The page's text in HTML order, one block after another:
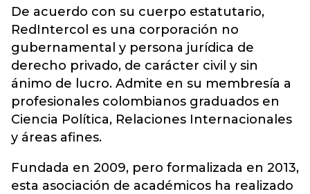
De acuerdo con su cuerpo estatutario,
RedIntercol es una corporación no
gubernamental y persona jurídica de
derecho privado, de carácter civil y sin
ánimo de lucro. Admite en su membresía a
profesionales colombianos graduados en
Ciencia Política, Relaciones Internacionales
y áreas afines.
Fundada en 2009, pero formalizada en 2013,
esta asociación de académicos ha realizado